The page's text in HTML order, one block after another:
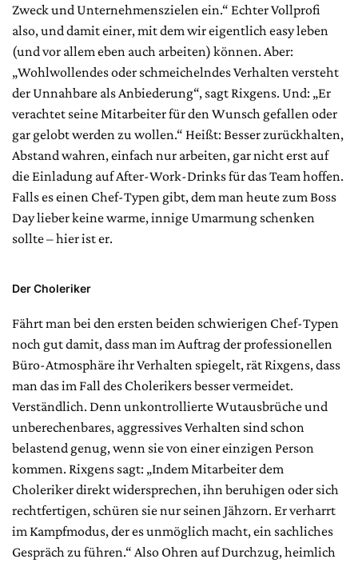
Zweck und Unternehmenszielen ein.“ Echter Vollprofi
also, und damit einer, mit dem wir eigentlich easy leben
(und vor allem eben auch arbeiten) können. Aber:
„Wohlwollendes oder schmeichelndes Verhalten versteht
der Unnahbare als Anbiederung“, sagt Rixgens. Und: „Er
verachtet seine Mitarbeiter für den Wunsch gefallen oder
gar gelobt werden zu wollen.“ Heißt: Besser zurückhalten,
Abstand wahren, einfach nur arbeiten, gar nicht erst auf
die Einladung auf After-Work-Drinks für das Team hoffen.
Falls es einen Chef-Typen gibt, dem man heute zum Boss
Day lieber keine warme, innige Umarmung schenken
sollte – hier ist er.
Der Choleriker
Fährt man bei den ersten beiden schwierigen Chef-Typen
noch gut damit, dass man im Auftrag der professionellen
Büro-Atmosphäre ihr Verhalten spiegelt, rät Rixgens, dass
man das im Fall des Cholerikers besser vermeidet.
Verständlich. Denn unkontrollierte Wutausbrüche und
unberechenbares, aggressives Verhalten sind schon
belastend genug, wenn sie von einer einzigen Person
kommen. Rixgens sagt: „Indem Mitarbeiter dem
Choleriker direkt widersprechen, ihn beruhigen oder sich
rechtfertigen, schüren sie nur seinen Jähzorn. Er verharrt
im Kampfmodus, der es unmöglich macht, ein sachliches
Gespräch zu führen.“ Also Ohren auf Durchzug, heimlich